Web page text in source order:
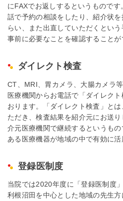
にFAXでお返しするというもので
話で予約の相談をしたり、紹介状
らい、また出直していただくとい
事前に必要なことを確認することが
ダイレクト検査
CT、MRI、胃カメラ、大腸カメラ
医療機関からお電話で「ダイレク
おります。「ダイレクト検査」と
ただき、検査結果を紹介元にお送
介元医療機関で継続するというも
ある医療機器が地域の中で有効に活
登録医制度
当院では2020年度に「登録医制度
利根沼田を中心とした地域の先生